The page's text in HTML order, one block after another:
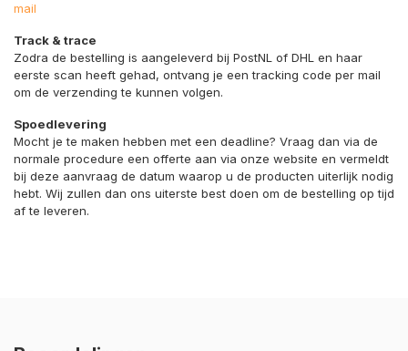
mail
Track & trace
Zodra de bestelling is aangeleverd bij PostNL of DHL en haar
eerste scan heeft gehad, ontvang je een tracking code per mail
om de verzending te kunnen volgen.
Spoedlevering
Mocht je te maken hebben met een deadline? Vraag dan via de
normale procedure een offerte aan via onze website en vermeldt
bij deze aanvraag de datum waarop u de producten uiterlijk nodig
hebt. Wij zullen dan ons uiterste best doen om de bestelling op tijd
af te leveren.